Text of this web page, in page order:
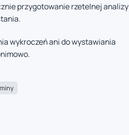
przygotowanie rzetelnej analizy
wykroczeń ani do wystawiania